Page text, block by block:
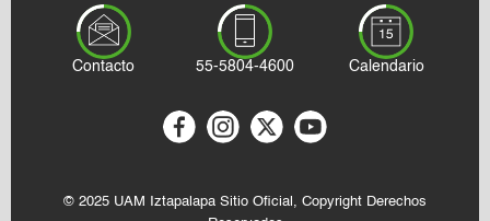
Contacto 55-5804-4600 Calendario
© 2025 UAM Iztapalapa Sitio Oficial, Copyright Derechos